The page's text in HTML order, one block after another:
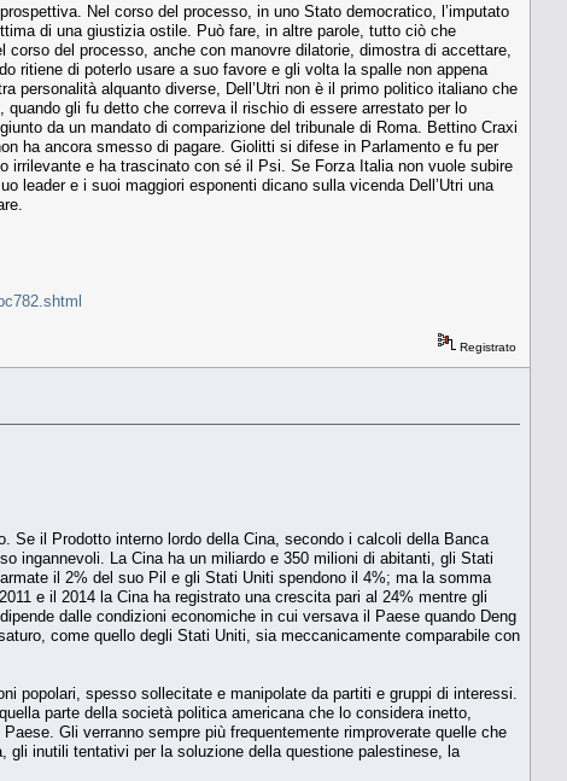
Nel corso del processo, in uno Stato democratico, l’imputato
di una giustizia ostile. Può fare, in altre parole, tutto ciò che
del processo, anche con manovre dilatorie, dimostra di accettare,
ritiene di poterlo usare a suo favore e gli volta la spalle non appena
alquanto diverse, Dell’Utri non è il primo politico italiano che
gli fu detto che correva il rischio di essere arrestato per lo
da un mandato di comparizione del tribunale di Roma. Bettino Craxi
ha ancora smesso di pagare. Giolitti si difese in Parlamento e fu per
irrilevante e ha trascinato con sé il Psi. Se Forza Italia non vuole subire
leader e i suoi maggiori esponenti dicano sulla vicenda Dell’Utri una
Registrato
Se il Prodotto interno lordo della Cina, secondo i calcoli della Banca
ingannevoli. La Cina ha un miliardo e 350 milioni di abitanti, gli Stati
il 2% del suo Pil e gli Stati Uniti spendono il 4%; ma la somma
e il 2014 la Cina ha registrato una crescita pari al 24% mentre gli
dalle condizioni economiche in cui versava il Paese quando Deng
come quello degli Stati Uniti, sia meccanicamente comparabile con
popolari, spesso sollecitate e manipolate da partiti e gruppi di interessi.
parte della società politica americana che lo considera inetto,
Gli verranno sempre più frequentemente rimproverate quelle che
gli inutili tentativi per la soluzione della questione palestinese, la